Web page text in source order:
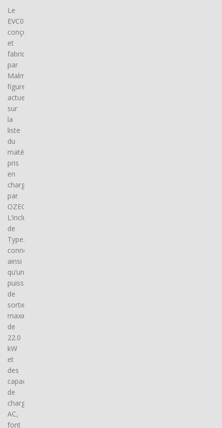
Le
EVC04,
conçu
et
fabriqué
par
Malmbergs,
figure
actuellement
sur
la
liste
du
matériel
pris
en
charge
par
OZECAR.
L’inclusion
de
Type2
connector(s),
ainsi
qu’une
puissance
de
sortie
maximale
de
22.0
kW
et
des
capacités
de
charge
AC,
font